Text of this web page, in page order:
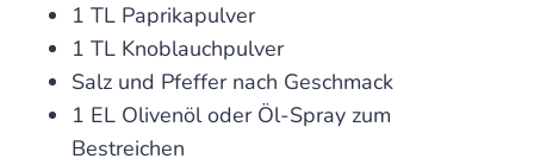
1 TL Paprikapulver
1 TL Knoblauchpulver
Salz und Pfeffer nach Geschmack
1 EL Olivenöl oder Öl-Spray zum
Bestreichen